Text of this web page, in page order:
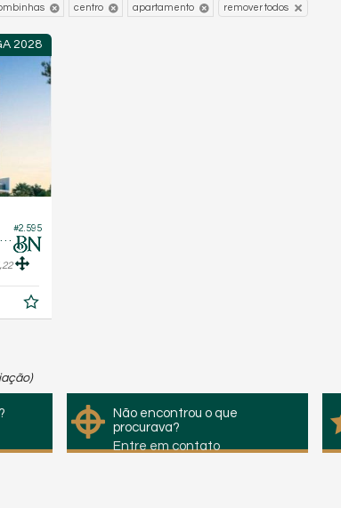
centro apartamento remover todos
2028
#2.595
22
Não encontrou o que
procurava?
Entre em contato